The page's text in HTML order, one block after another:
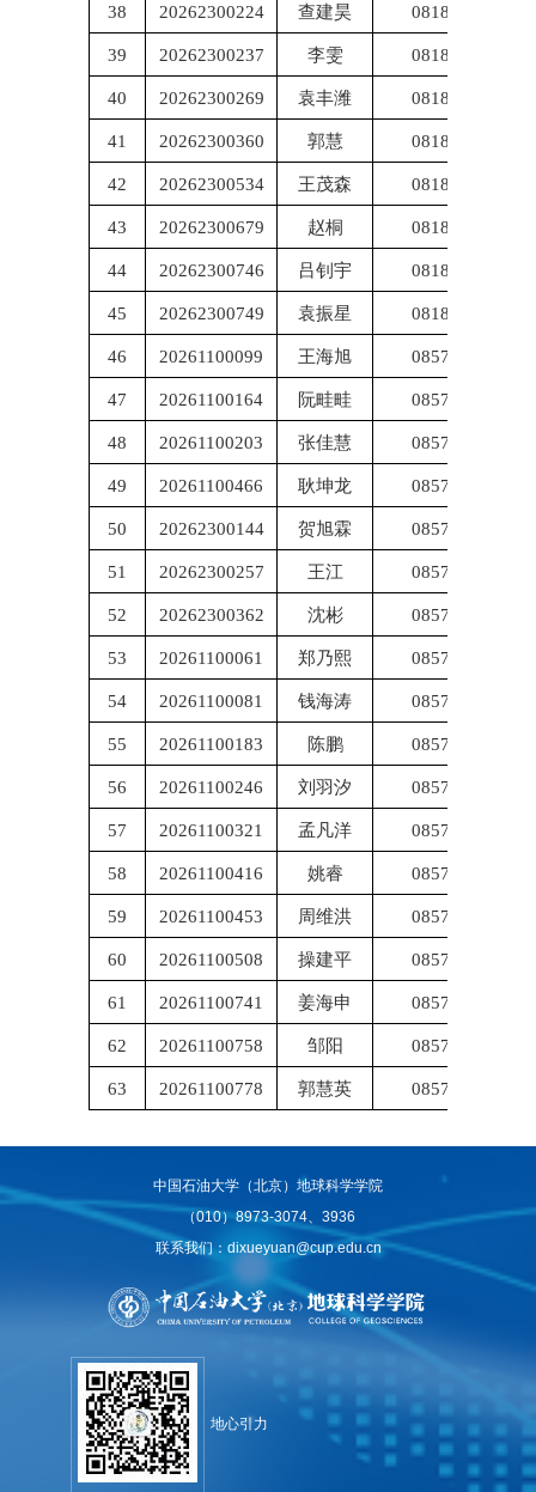
38 20262300224 查建昊 081800
39 20262300237 李雯 081800
40 20262300269 袁丰潍 081800
41 20262300360 郭慧 081800
42 20262300534 王茂森 081800
43 20262300679 赵桐 081800
44 20262300746 吕钊宇 081800
45 20262300749 袁振星 081800
46 20261100099 王海旭 085703
47 20261100164 阮畦畦 085703
48 20261100203 张佳慧 085703
49 20261100466 耿坤龙 085703
50 20262300144 贺旭霖 085703
51 20262300257 王江 085703
52 20262300362 沈彬 085703
53 20261100061 郑乃熙 085703
54 20261100081 钱海涛 085703
55 20261100183 陈鹏 085703
56 20261100246 刘羽汐 085703
57 20261100321 孟凡洋 085703
58 20261100416 姚睿 085703
59 20261100453 周维洪 085703
60 20261100508 操建平 085703
61 20261100741 姜海申 085703
62 20261100758 邹阳 085703
63 20261100778 郭慧英 085703
中国石油大学（北京）地球科学学院
（010）8973-3074、3936
联系我们：dixueyuan@cup.edu.cn
地心引力